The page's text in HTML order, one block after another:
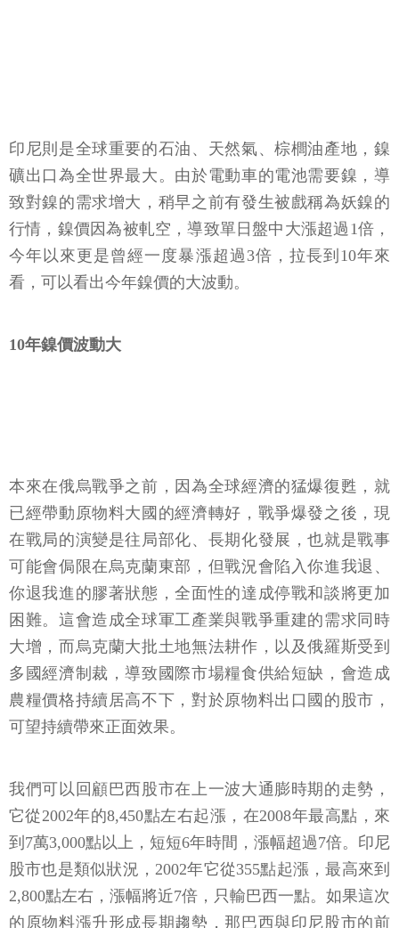
印尼則是全球重要的石油、天然氣、棕櫚油產地，鎳
礦出口為全世界最大。由於電動車的電池需要鎳，導
致對鎳的需求增大，稍早之前有發生被戲稱為妖鎳的
行情，鎳價因為被軋空，導致單日盤中大漲超過1倍，
今年以來更是曾經一度暴漲超過3倍，拉長到10年來
看，可以看出今年鎳價的大波動。
10年鎳價波動大
本來在俄烏戰爭之前，因為全球經濟的猛爆復甦，就
已經帶動原物料大國的經濟轉好，戰爭爆發之後，現
在戰局的演變是往局部化、長期化發展，也就是戰事
可能會侷限在烏克蘭東部，但戰況會陷入你進我退、
你退我進的膠著狀態，全面性的達成停戰和談將更加
困難。這會造成全球軍工產業與戰爭重建的需求同時
大增，而烏克蘭大批土地無法耕作，以及俄羅斯受到
多國經濟制裁，導致國際市場糧食供給短缺，會造成
農糧價格持續居高不下，對於原物料出口國的股市，
可望持續帶來正面效果。
我們可以回顧巴西股市在上一波大通膨時期的走勢，
它從2002年的8,450點左右起漲，在2008年最高點，來
到7萬3,000點以上，短短6年時間，漲幅超過7倍。印尼
股市也是類似狀況，2002年它從355點起漲，最高來到
2,800點左右，漲幅將近7倍，只輸巴西一點。如果這次
的原物料漲升形成長期趨勢，那巴西與印尼股市的前